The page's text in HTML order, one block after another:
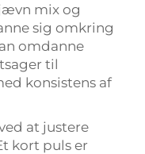
mix og
sig omkring
omdanne
til
konsistens af
at justere
kort puls er